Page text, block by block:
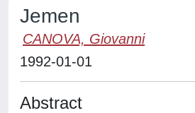
Jemen
CANOVA, Giovanni
1992-01-01
Abstract